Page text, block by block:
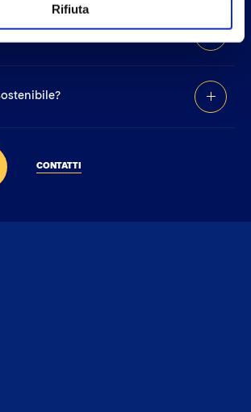
Rifiuta
CONTATTI